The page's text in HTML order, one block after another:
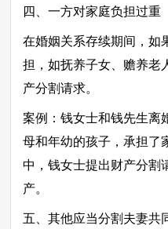
四、一方对家庭负担过重
在婚姻关系存续期间，如
担，如抚养子女、赡养老
产分割请求。
案例：钱女士和钱先生离
母和年幼的孩子，承担了
中，钱女士提出财产分割
产。
五、其他应当分割夫妻共